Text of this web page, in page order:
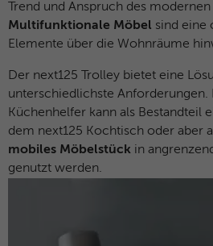
Trend und Anspruch des
Multifunktionale Möbel sind eine
Elemente über die Wohnräume
Der next125 Trolley bietet eine
unterschiedlichste Anforderungen.
Küchenhelfer kann als Bestandteil
dem next125 Kochtisch oder aber
mobiles Möbelstück in
genutzt werden.
Zweck
Verbindet mehrere
Benutzers zu einer
Name CLID
Laufzeit 1 Jahr